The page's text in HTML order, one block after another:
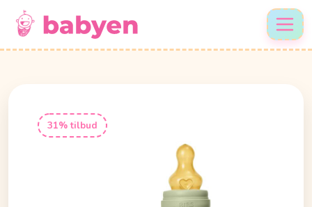
31% tilbud